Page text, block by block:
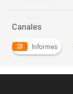
Canales
Informes